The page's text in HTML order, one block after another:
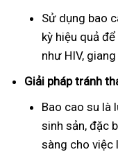
Sử dụng bao
kỳ hiệu quả
như HIV,
Giải pháp tránh
Bao cao su là
sinh sản, đặc
sàng cho việc